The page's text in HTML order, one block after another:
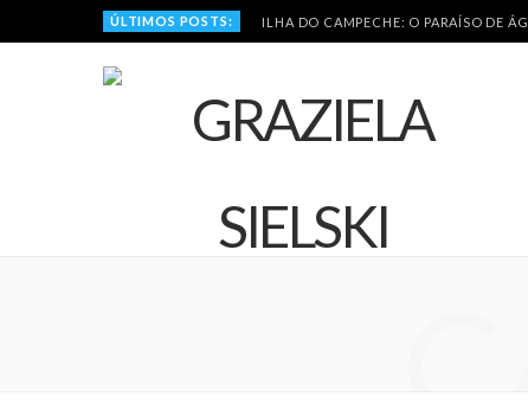
ÚLTIMOS POSTS: ILHA DO CAMPECHE: O PARAÍSO DE